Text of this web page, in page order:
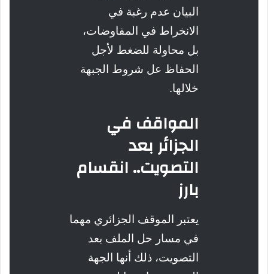
البيان عدم رغبة في
الانخراط في المفاوضات،
بل محاولة للضغط لأجل
الحفاظ عل شروط الجبهة
خلالها.
المواقف في
الجزائر بعد
التصويت.. انقسام
بارز
يعتبر الموقف الجزائري مهما
في مسار حل الملف بعد
التصويت، ذلك أنها الجهة